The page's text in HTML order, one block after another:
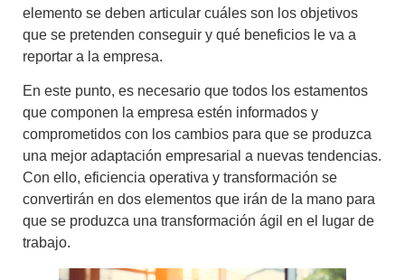
elemento se deben articular cuáles son los objetivos
que se pretenden conseguir y qué beneficios le va a
reportar a la empresa.
En este punto, es necesario que todos los estamentos
que componen la empresa estén informados y
comprometidos con los cambios para que se produzca
una mejor adaptación empresarial a nuevas tendencias.
Con ello, eficiencia operativa y transformación se
convertirán en dos elementos que irán de la mano para
que se produzca una transformación ágil en el lugar de
trabajo.